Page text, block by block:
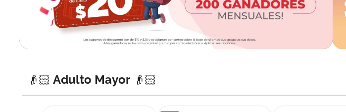
👴🏻 Adulto Mayor 👴🏻